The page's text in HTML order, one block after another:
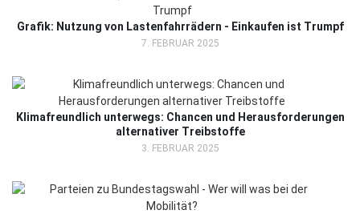
Grafik: Nutzung von Lastenfahrrädern - Einkaufen ist Trumpf
7. FEBRUAR 2025
Klimafreundlich unterwegs: Chancen und Herausforderungen
alternativer Treibstoffe
3. FEBRUAR 2025